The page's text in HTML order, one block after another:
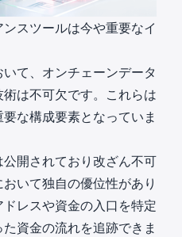
スツールは今や重要なイ
て、オンチェーンデータ
は不可欠です。これらは
な構成要素となっていま
開されており改ざん不可
いて独自の優位性があり
レスや資金の入口を特定
資金の流れを追跡できま